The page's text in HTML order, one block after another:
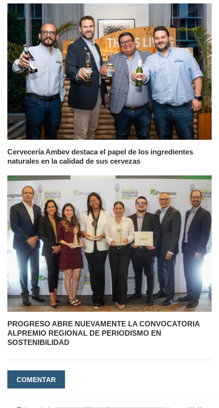
Cervecería Ambev destaca el papel de los ingredientes
naturales en la calidad de sus cervezas
PROGRESO ABRE NUEVAMENTE LA CONVOCATORIA
ALPREMIO REGIONAL DE PERIODISMO EN
SOSTENIBILIDAD
COMENTAR